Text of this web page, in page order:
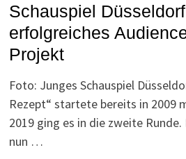
Schauspiel
erfolgreiches
Projekt
Foto: Junges Schauspiel
Rezept“ startete bereits in 2009
2019 ging es in die zweite
nun …